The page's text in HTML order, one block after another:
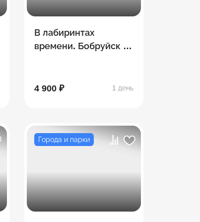
В лабиринтах
времени. Бобруйск -
4 900 ₽ 1 день
Города и парки